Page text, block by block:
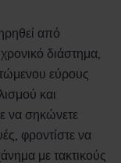
από
διάστημα,
εύρους
και
να σηκώνετε
φροντίστε να
με τακτικούς